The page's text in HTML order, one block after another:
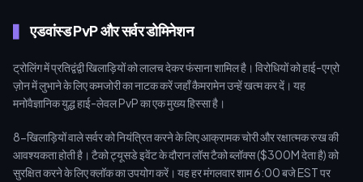
एडवांस्ड PvP और सर्वर डोमिनेशन
ट्रोलिंग में प्रतिद्वंद्वी खिलाड़ियों को लालच देकर फंसाना शामिल है। विरोधियों को हाई-एग्रो
ज़ोन में लुभाने के लिए कमजोरी का नाटक करें जहाँ कैमरामेन उन्हें खत्म कर दें। यह
मनोवैज्ञानिक युद्ध हाई-लेवल PvP का एक मुख्य हिस्सा है।
8-खिलाड़ियों वाले सर्वर को नियंत्रित करने के लिए आक्रामक चोरी और रक्षात्मक रुख की
आवश्यकता होती है। टैको ट्यूसडे इवेंट के दौरान लॉस टैको ब्लॉक्स ($300M देता है) को
सुरक्षित करने के लिए क्लॉक का उपयोग करें। यह हर मंगलवार शाम 6:00 बजे EST पर